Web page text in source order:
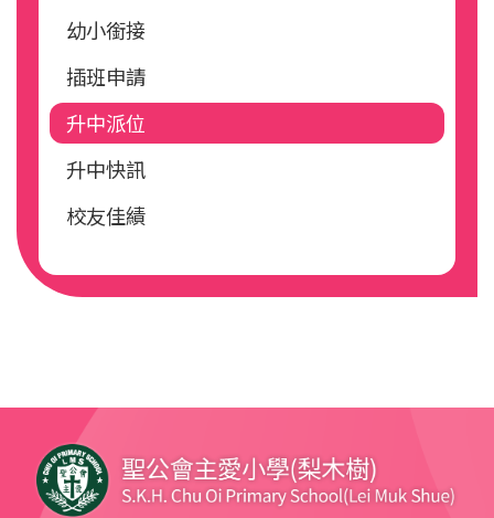
幼小銜接
插班申請
升中派位
升中快訊
校友佳績